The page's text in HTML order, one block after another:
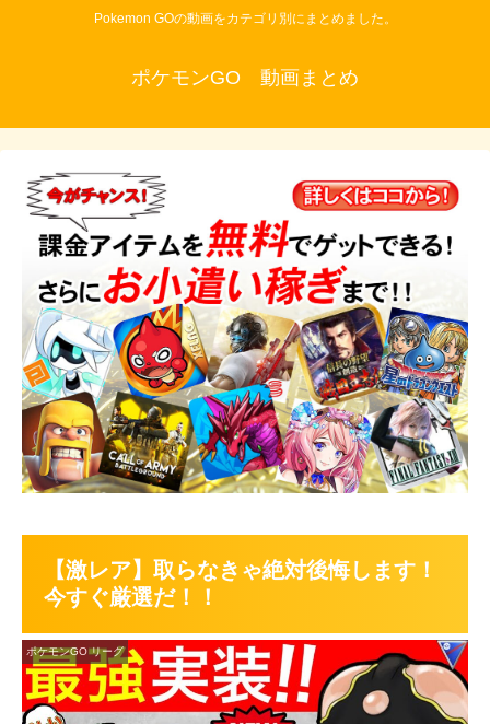
Pokemon GOの動画をカテゴリ別にまとめました。
ポケモンGO 動画まとめ
【激レア】取らなきゃ絶対後悔します！
今すぐ厳選だ！！
ポケモンGO リーグ